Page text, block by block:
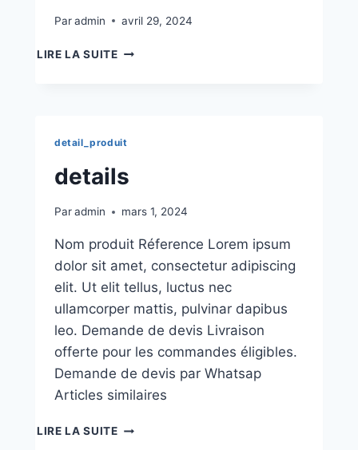
Paradmin avril 29, 2024
LIRE LA SUITE
detail_produit
details
Paradmin mars 1, 2024
Nom produit Réference Lorem ipsum
dolor sit amet, consectetur adipiscing
elit. Ut elit tellus, luctus nec
ullamcorper mattis, pulvinar dapibus
leo. Demande de devis Livraison
offerte pour les commandes éligibles.
Demande de devis par Whatsap
Articles similaires
LIRE LA SUITE